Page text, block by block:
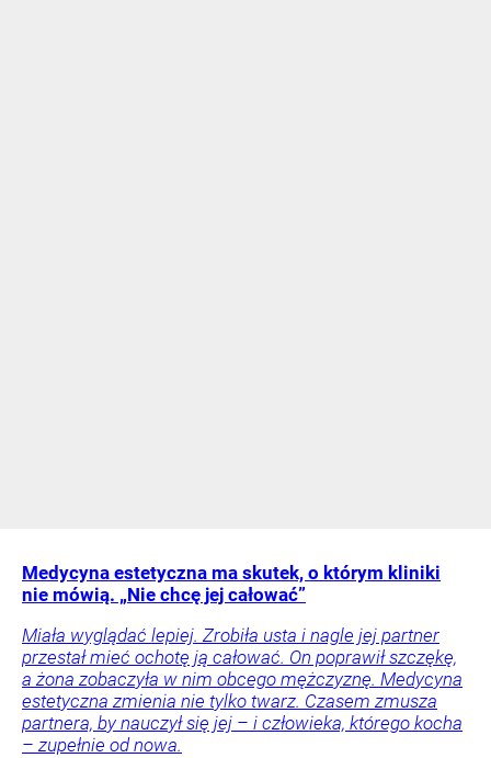
Medycyna estetyczna ma skutek, o którym kliniki
nie mówią. „Nie chcę jej całować”
Miała wyglądać lepiej. Zrobiła usta i nagle jej partner
przestał mieć ochotę ją całować. On poprawił szczękę,
a żona zobaczyła w nim obcego mężczyznę. Medycyna
estetyczna zmienia nie tylko twarz. Czasem zmusza
partnera, by nauczył się jej – i człowieka, którego kocha
– zupełnie od nowa.